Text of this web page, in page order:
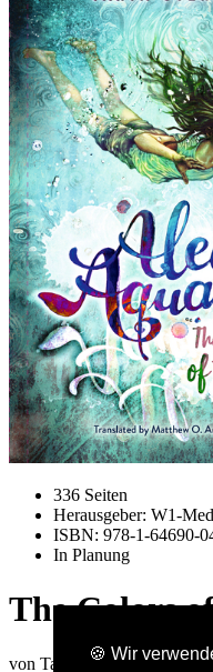
🍪 Wir
336 Seiten
Herausgeber: W1-
ISBN: 978-1-64690-
In Planung
The Colors
von Tanya Stewner